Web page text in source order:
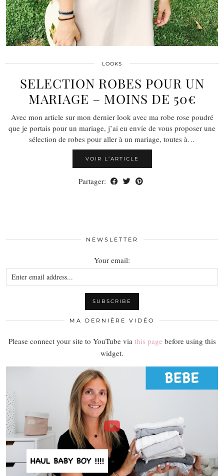
LOOKS
SELECTION ROBES POUR UN
MARIAGE – MOINS DE 50€
Avec mon article sur mon dernier look avec ma robe rose poudré
que je portais pour un mariage, j’ai eu envie de vous proposer une
sélection de robes pour aller à un mariage, toutes à…
VOIR L’ARTICLE
Partager:
NEWSLETTER
Your email:
MA DERNIÈRE VIDÉO
Please connect your site to YouTube via this page before using this
widget.